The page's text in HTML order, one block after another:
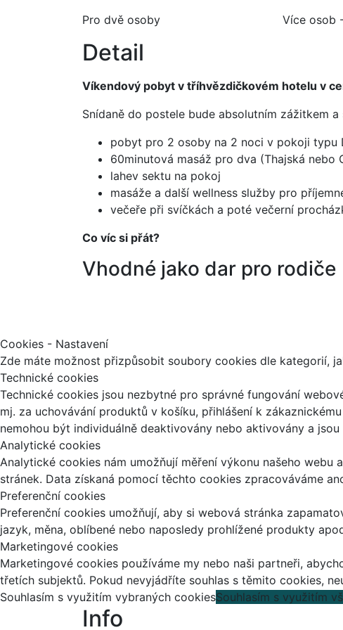
Pro dvě osoby Více osob
Detail
Víkendový pobyt v tříhvězdičkovém hotelu v
Snídaně do postele bude absolutním zážitkem
pobyt pro 2 osoby na 2 noci v pokoji typu
60minutová masáž pro dva (Thajská nebo
lahev sektu na pokoj
masáže a další wellness služby pro
večeře při svíčkách a poté večerní
Co víc si přát?
Vhodné jako dar pro rodiče
Cookies - Nastavení
Zde máte možnost přizpůsobit soubory cookies dle kategorií,
Technické cookies
Technické cookies jsou nezbytné pro správné fungování
mj. za uchovávání produktů v košíku, přihlášení k
nemohou být individuálně deaktivovány nebo aktivovány a
Analytické cookies
Analytické cookies nám umožňují měření výkonu našeho
stránek. Data získaná pomocí těchto cookies zpracováváme
Preferenční cookies
Preferenční cookies umožňují, aby si webová stránka
jazyk, měna, oblíbené nebo naposledy prohlížené produkty
Marketingové cookies
Marketingové cookies používáme my nebo naši partneři,
třetích subjektů. Pokud nevyjádříte souhlas s těmito cookies,
Souhlasím s využitím vybraných cookiesSouhlasím s využitím
Info